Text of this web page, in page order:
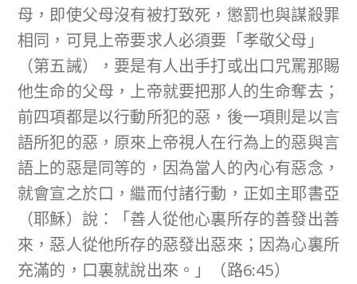
母，即使父母沒有被打致死，懲罰也與謀殺罪
相同，可見上帝要求人必須要「孝敬父母」
（第五誡），要是有人出手打或出口咒罵那賜
他生命的父母，上帝就要把那人的生命奪去；
前四項都是以行動所犯的惡，後一項則是以言
語所犯的惡，原來上帝視人在行為上的惡與言
語上的惡是同等的，因為當人的內心有惡念，
就會宣之於口，繼而付諸行動，正如主耶書亞
（耶穌）說：「善人從他心裏所存的善發出善
來，惡人從他所存的惡發出惡來；因為心裏所
充滿的，口裏就說出來。」（路6:45）